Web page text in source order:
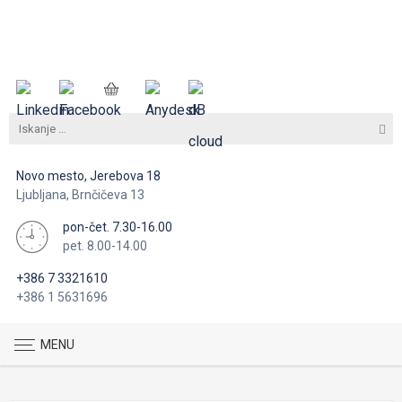
Novo mesto, Jerebova 18
Ljubljana, Brnčičeva 13
pon-čet. 7.30-16.00
pet. 8.00-14.00
+386 7 3321610
+386 1 5631696
MENU